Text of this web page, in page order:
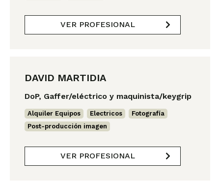
VER PROFESIONAL
DAVID MARTIDIA
DoP, Gaffer/eléctrico y maquinista/keygrip
Alquiler Equipos Electricos Fotografía
Post-producción imagen
VER PROFESIONAL